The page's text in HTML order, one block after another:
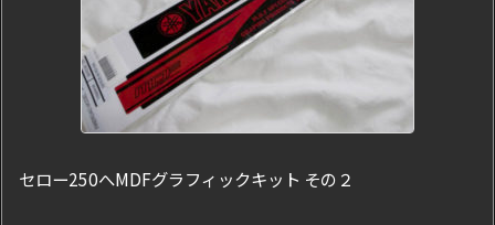
セロー250へMDFグラフィックキット その２